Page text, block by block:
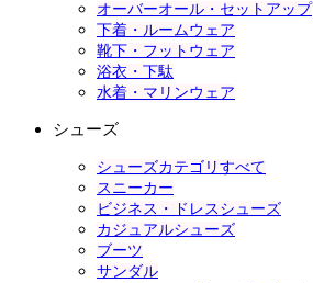
オーバーオール・セットアップ
下着・ルームウェア
靴下・フットウェア
浴衣・下駄
水着・マリンウェア
シューズ
シューズカテゴリすべて
スニーカー
ビジネス・ドレスシューズ
カジュアルシューズ
ブーツ
サンダル